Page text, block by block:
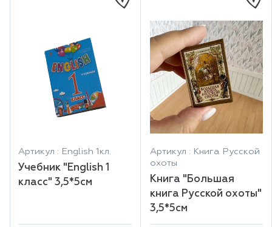
Артикул : English 1кл.
Учебник "English 1
класс" 3,5*5см
Артикул : Книга Русской
охоты
Книга "Большая
книга Русской охоты"
3,5*5см